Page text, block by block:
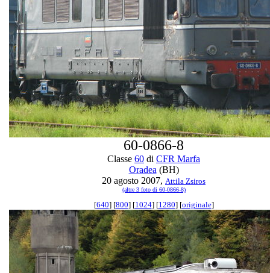
60-0866-8
Classe 60 di CFR Marfa
Oradea (BH)
20 agosto 2007, Attila Zsiros
(altre 3 foto di 60-0866-8)
[640] [800] [1024] [1280] [originale]